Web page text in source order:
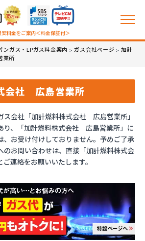
料金をご案内＜料金保証付＞
ンガス・LPガス料金案内 >ガス会社ページ > 加計
業所
会社 広島営業所
ス会社「加計燃料株式会社 広島営業所」
り、「加計燃料株式会社 広島営業所」に
、お受け付けしておりません。予めご了承
のお問い合わせは、直接「加計燃料株式会
連絡をお願いいたします。